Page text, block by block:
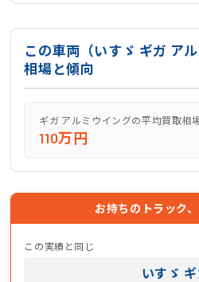
この車両（いすゞ ギガ ア
相場と傾向
ギガ アルミウイングの平均買取相
110万円
お持ちのトラック
この実績と同じ
いすゞ